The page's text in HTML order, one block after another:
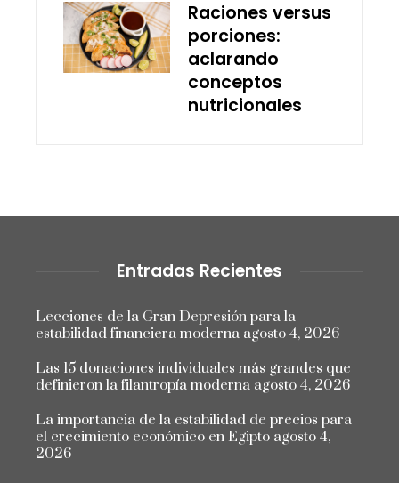
Raciones versus
porciones:
aclarando
conceptos
nutricionales
Entradas Recientes
Lecciones de la Gran Depresión para la
estabilidad financiera moderna agosto 4, 2026
Las 15 donaciones individuales más grandes que
definieron la filantropía moderna agosto 4, 2026
La importancia de la estabilidad de precios para
el crecimiento económico en Egipto agosto 4,
2026